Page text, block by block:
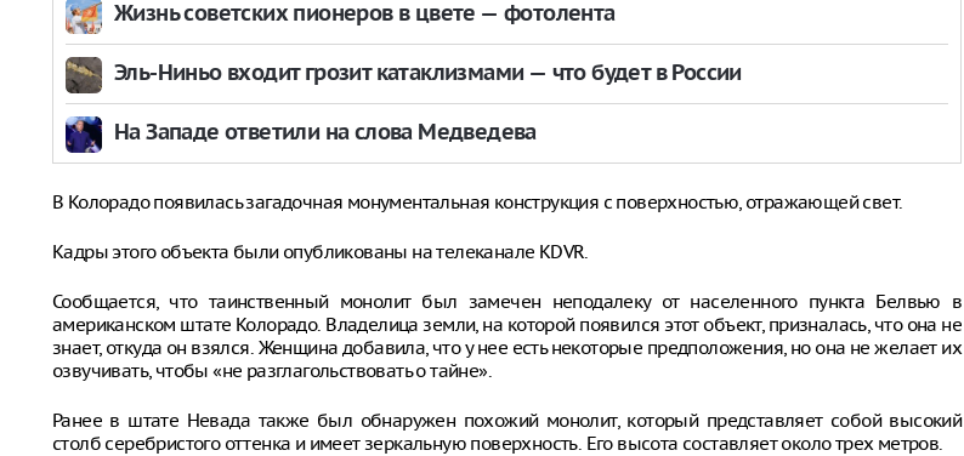
Жизнь советских пионеров в цвете — фотолента
Эль-Ниньо входит грозит катаклизмами — что будет в России
На Западе ответили на слова Медведева
В Колорадо появилась загадочная монументальная конструкция с поверхностью, отражающей свет.
Кадры этого объекта были опубликованы на телеканале KDVR.
Сообщается, что таинственный монолит был замечен неподалеку от населенного пункта Белвью в
американском штате Колорадо. Владелица земли, на которой появился этот объект, призналась, что она не
знает, откуда он взялся. Женщина добавила, что у нее есть некоторые предположения, но она не желает их
озвучивать, чтобы «не разглагольствовать о тайне».
Ранее в штате Невада также был обнаружен похожий монолит, который представляет собой высокий
столб серебристого оттенка и имеет зеркальную поверхность. Его высота составляет около трех метров.